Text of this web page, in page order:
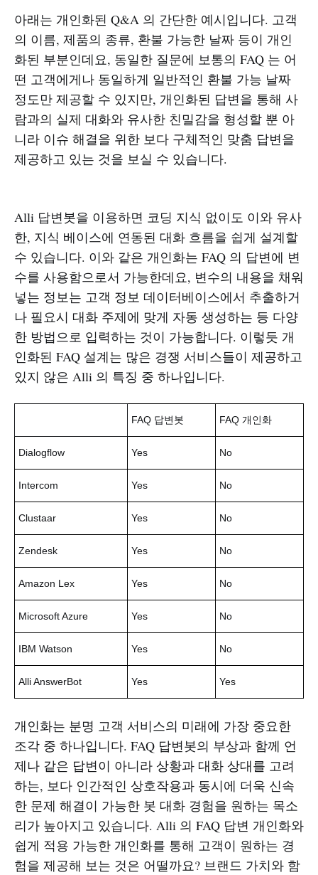
아래는 개인화된 Q&A 의 간단한 예시입니다. 고객
의 이름, 제품의 종류, 환불 가능한 날짜 등이 개인
화된 부분인데요, 동일한 질문에 보통의 FAQ 는 어
떤 고객에게나 동일하게 일반적인 환불 가능 날짜
정도만 제공할 수 있지만, 개인화된 답변을 통해 사
람과의 실제 대화와 유사한 친밀감을 형성할 뿐 아
니라 이슈 해결을 위한 보다 구체적인 맞춤 답변을
제공하고 있는 것을 보실 수 있습니다.
Alli 답변봇을 이용하면 코딩 지식 없이도 이와 유사
한, 지식 베이스에 연동된 대화 흐름을 쉽게 설계할
수 있습니다. 이와 같은 개인화는 FAQ 의 답변에 변
수를 사용함으로서 가능한데요, 변수의 내용을 채워
넣는 정보는 고객 정보 데이터베이스에서 추출하거
나 필요시 대화 주제에 맞게 자동 생성하는 등 다양
한 방법으로 입력하는 것이 가능합니다. 이렇듯 개
인화된 FAQ 설계는 많은 경쟁 서비스들이 제공하고
있지 않은 Alli 의 특징 중 하나입니다.
FAQ 답변봇 FAQ 개인화
Dialogflow Yes No
Intercom Yes No
Clustaar Yes No
Zendesk Yes No
Amazon Lex Yes No
Microsoft Azure Yes No
IBM Watson Yes No
Alli AnswerBot Yes Yes
개인화는 분명 고객 서비스의 미래에 가장 중요한
조각 중 하나입니다. FAQ 답변봇의 부상과 함께 언
제나 같은 답변이 아니라 상황과 대화 상대를 고려
하는, 보다 인간적인 상호작용과 동시에 더욱 신속
한 문제 해결이 가능한 봇 대화 경험을 원하는 목소
리가 높아지고 있습니다. Alli 의 FAQ 답변 개인화와
쉽게 적용 가능한 개인화를 통해 고객이 원하는 경
험을 제공해 보는 것은 어떨까요? 브랜드 가치와 함